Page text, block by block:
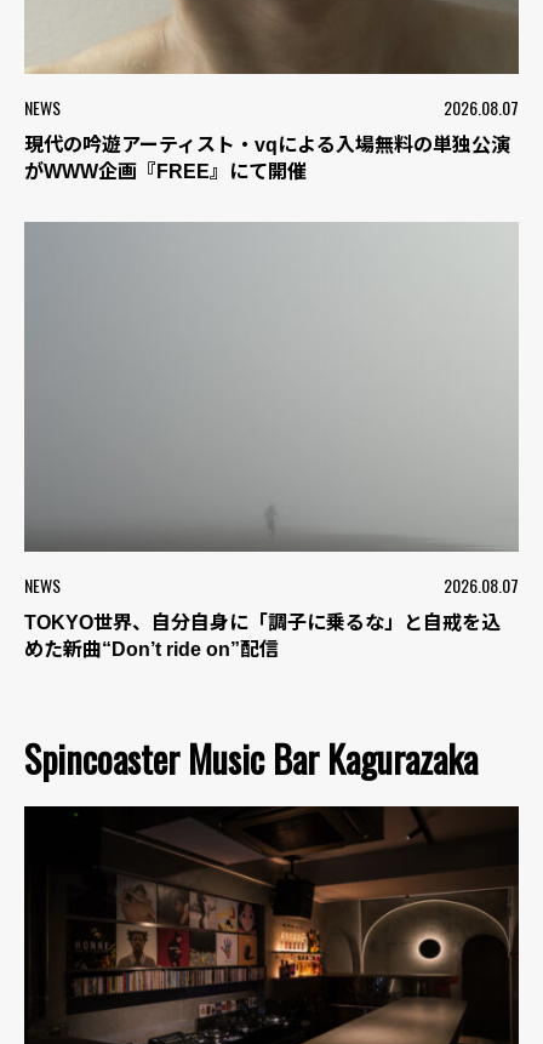
NEWS 2026.08.07
現代の吟遊アーティスト・vqによる入場無料の単独公演
がWWW企画『FREE』にて開催
NEWS 2026.08.07
TOKYO世界、自分自身に「調子に乗るな」と自戒を込
めた新曲“Don’t ride on”配信
Spincoaster Music Bar Kagurazaka